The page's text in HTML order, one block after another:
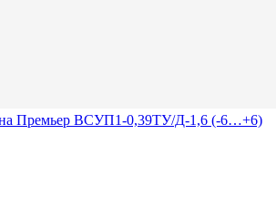
Премьер ВСУП1-0,39ТУ/Д-1,6 (-6…+6)